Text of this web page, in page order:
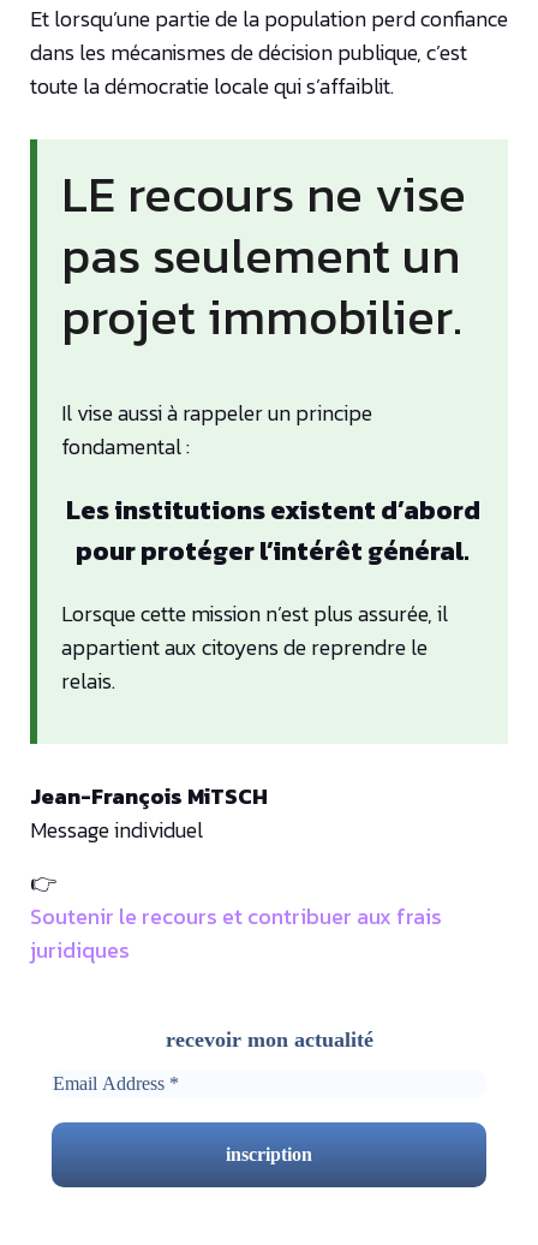
Et lorsqu’une partie de la population perd confiance
dans les mécanismes de décision publique, c’est
toute la démocratie locale qui s’affaiblit.
LE recours ne vise
pas seulement un
projet immobilier.
Il vise aussi à rappeler un principe
fondamental :
Les institutions existent d’abord
pour protéger l’intérêt général.
Lorsque cette mission n’est plus assurée, il
appartient aux citoyens de reprendre le
relais.
Jean-François MiTSCH
Message individuel
👉
Soutenir le recours et contribuer aux frais
juridiques
recevoir mon actualité